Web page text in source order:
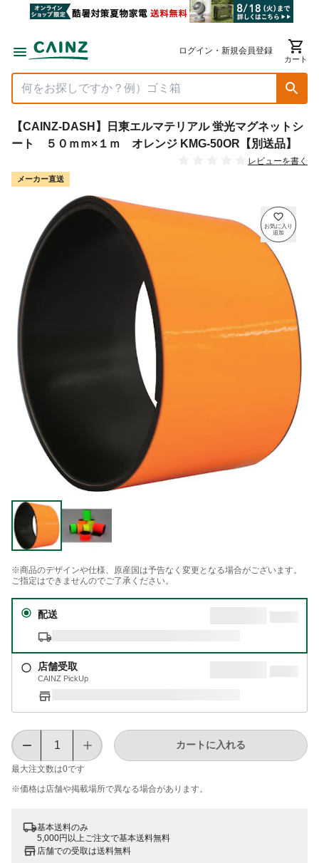
ログイン・新規会員登録
カート
【CAINZ-DASH】日東エルマテリアル 蛍光マグネットシ
ート ５０ｍｍ×１ｍ オレンジ KMG-50OR【別送品】
レビューを書く
メーカー直送
※商品のデザインや仕様、原産国は予告なく変更となる場合がございます。
ご指定はできませんのでご了承ください。
配送
店舗受取
CAINZ PickUp
最大注文数は0です
カートに入れる
※価格は​店舗や​掲載場所で​異なる​場合が​あります。
基本送料のみ
5,000円以上ご注文で基本送料無料
店舗での受取は送料無料